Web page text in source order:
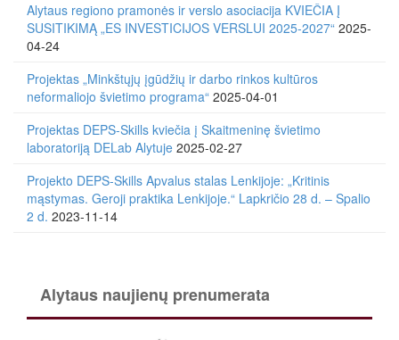
Alytaus regiono pramonės ir verslo asociacija KVIEČIA Į
SUSITIKIMĄ „ES INVESTICIJOS VERSLUI 2025-2027“ 2025-
04-24
Projektas „Minkštųjų įgūdžių ir darbo rinkos kultūros
neformaliojo švietimo programa“ 2025-04-01
Projektas DEPS-Skills kviečia į Skaitmeninę švietimo
laboratoriją DELab Alytuje 2025-02-27
Projekto DEPS-Skills Apvalus stalas Lenkijoje: „Kritinis
mąstymas. Geroji praktika Lenkijoje.“ Lapkričio 28 d. – Spalio
2 d. 2023-11-14
Alytaus naujienų prenumerata